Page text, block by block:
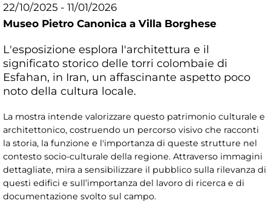
22/10/2025 - 11/01/2026
Museo Pietro Canonica a Villa Borghese
L'esposizione esplora l'architettura e il
significato storico delle torri colombaie di
Esfahan, in Iran, un affascinante aspetto poco
noto della cultura locale.
La mostra intende valorizzare questo patrimonio culturale e
architettonico, costruendo un percorso visivo che racconti
la storia, la funzione e l'importanza di queste strutture nel
contesto socio-culturale della regione. Attraverso immagini
dettagliate, mira a sensibilizzare il pubblico sulla rilevanza di
questi edifici e sull’importanza del lavoro di ricerca e di
documentazione svolto sul campo.